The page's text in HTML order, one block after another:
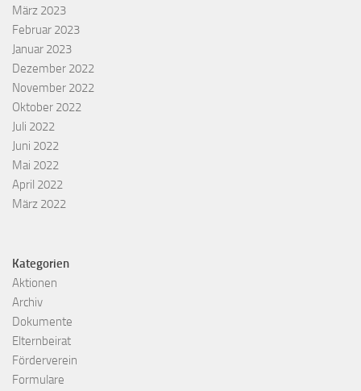
März 2023
Februar 2023
Januar 2023
Dezember 2022
November 2022
Oktober 2022
Juli 2022
Juni 2022
Mai 2022
April 2022
März 2022
Kategorien
Aktionen
Archiv
Dokumente
Elternbeirat
Förderverein
Formulare